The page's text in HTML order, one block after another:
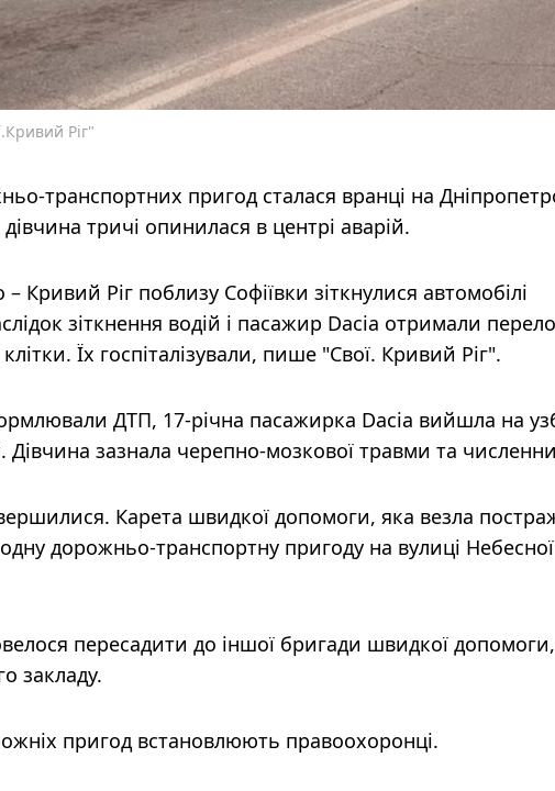
Ріг"
транспортних пригод сталася вранці на
тричі опинилася в центрі аварій.
Кривий Ріг поблизу Софіївки зіткнулися автомобілі
зіткнення водій і пасажир Dacia отримали
Їх госпіталізували, пише "Свої. Кривий Ріг".
ДТП, 17-річна пасажирка Dacia вийшла на
Дівчина зазнала черепно-мозкової травми та
Карета швидкої допомоги, яка везла
дорожньо-транспортну пригоду на вулиці Небесної
пересадити до іншої бригади швидкої
закладу.
пригод встановлюють правоохоронці.